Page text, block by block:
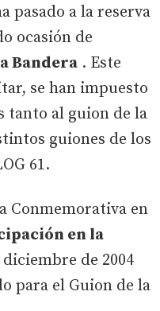
pasado a la reserva
ocasión de
Bandera . Este
se han impuesto
tanto al guion de la
guiones de los
61.
Conmemorativa en
en la
diciembre de 2004
para el Guion de la